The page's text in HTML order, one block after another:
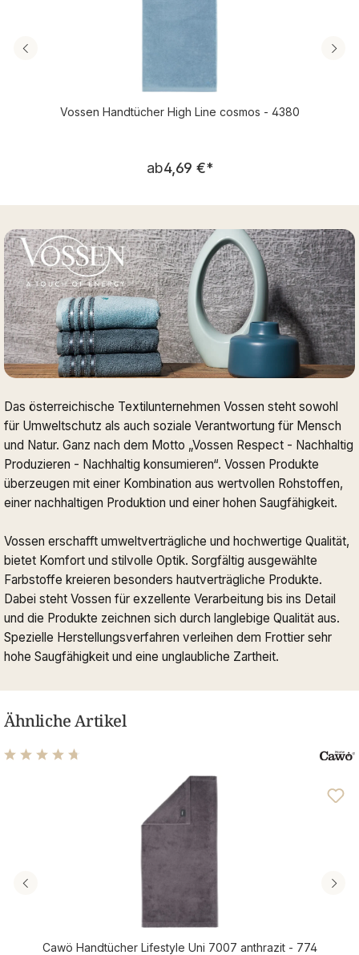
Vossen Handtücher High Line cosmos - 4380
Regulärer Preis:
ab4,69 €*
Das österreichische Textilunternehmen Vossen steht sowohl
für Umweltschutz als auch soziale Verantwortung für Mensch
und Natur. Ganz nach dem Motto „Vossen Respect - Nachhaltig
Produzieren - Nachhaltig konsumieren“. Vossen Produkte
überzeugen mit einer Kombination aus wertvollen Rohstoffen,
einer nachhaltigen Produktion und einer hohen Saugfähigkeit.
Vossen erschafft umweltverträgliche und hochwertige Qualität,
bietet Komfort und stilvolle Optik. Sorgfältig ausgewählte
Farbstoffe kreieren besonders hautverträgliche Produkte.
Dabei steht Vossen für exzellente Verarbeitung bis ins Detail
und die Produkte zeichnen sich durch langlebige Qualität aus.
Spezielle Herstellungsverfahren verleihen dem Frottier sehr
hohe Saugfähigkeit und eine unglaubliche Zartheit.
Ähnliche Artikel
Durchschnittliche Bewertung von 4.76 von 5 Sternen
Cawö Handtücher Lifestyle Uni 7007 anthrazit - 774